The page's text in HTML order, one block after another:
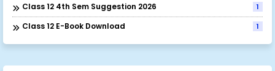
Class 12 4th Sem Suggestion 2026 1
Class 12 E-Book Download 1